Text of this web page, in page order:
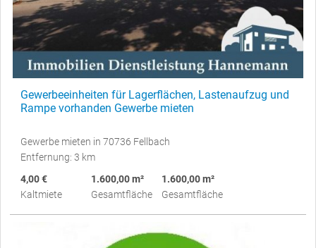
Gewerbeeinheiten für Lagerflächen, Lastenaufzug und
Rampe vorhanden Gewerbe mieten
Gewerbe mieten in 70736 Fellbach
Entfernung: 3 km
4,00 €
Kaltmiete
1.600,00 m²
Gesamtfläche
1.600,00 m²
Gesamtfläche